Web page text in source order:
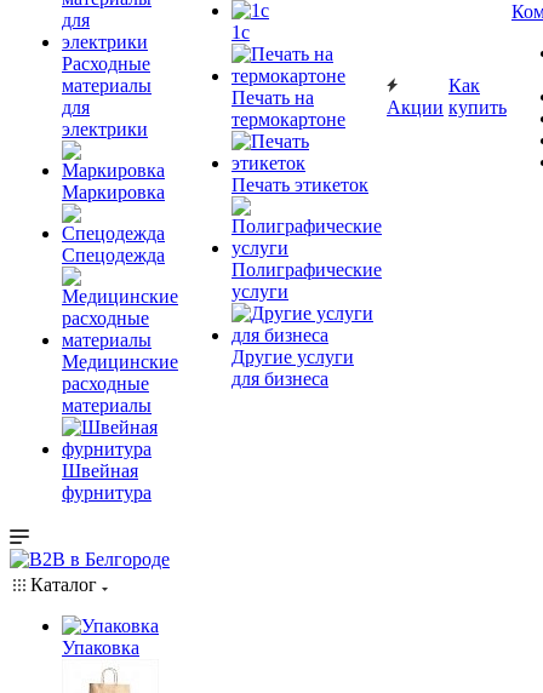
Расходные
материалы
для
электрики
Маркировка
Спецодежда
Медицинские
расходные
материалы
Швейная
фурнитура
1c
Печать на
термокартоне
Печать этикеток
Полиграфические
услуги
Другие услуги
для бизнеса
Акции
Как
купить
Каталог
Упаковка